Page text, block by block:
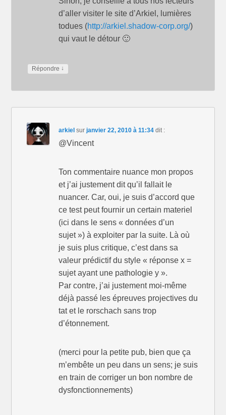
d’aller visiter le site d’Arkiel, lumières
todues (http://arkiel.shadow-corp.org/)
qui vaut le détour 🙂
Répondre ↓
arkiel surjanvier 22, 2010 à 11:34dit :
@Vincent
Ton commentaire nuance mon propos
et j’ai justement dit qu’il fallait le
nuancer. Car, oui, je suis d’accord que
ce test peut fournir un certain materiel
(ici dans le sens « données d’un
sujet ») à exploiter par la suite. Là où
je suis plus critique, c’est dans sa
valeur prédictif du style « réponse x =
sujet ayant une pathologie y ».
Par contre, j’ai justement moi-même
déjà passé les épreuves projectives du
tat et le rorschach sans trop
d’étonnement.
(merci pour la petite pub, bien que ça
m’embête un peu dans un sens; je suis
en train de corriger un bon nombre de
dysfonctionnements)